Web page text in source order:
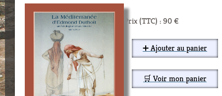
Prix (TTC) : 90 €
➕ Ajouter au panier
🛒 Voir mon panier